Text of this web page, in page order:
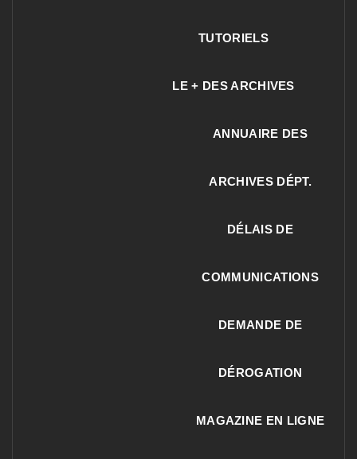
TUTORIELS
LE + DES ARCHIVES
ANNUAIRE DES
ARCHIVES DÉPT.
DÉLAIS DE
COMMUNICATIONS
DEMANDE DE
DÉROGATION
MAGAZINE EN LIGNE